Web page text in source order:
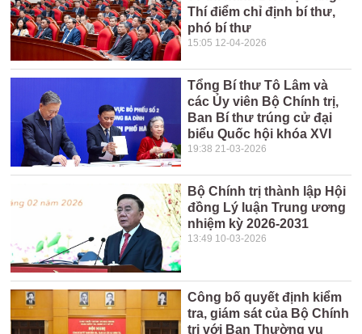
Thí điểm chỉ định bí thư,
phó bí thư
15:05 12-04-2026
Tổng Bí thư Tô Lâm và
các Ủy viên Bộ Chính trị,
Ban Bí thư trúng cử đại
biểu Quốc hội khóa XVI
19:38 21-03-2026
Bộ Chính trị thành lập Hội
đồng Lý luận Trung ương
nhiệm kỳ 2026-2031
13:49 10-03-2026
Công bố quyết định kiểm
tra, giám sát của Bộ Chính
trị với Ban Thường vụ